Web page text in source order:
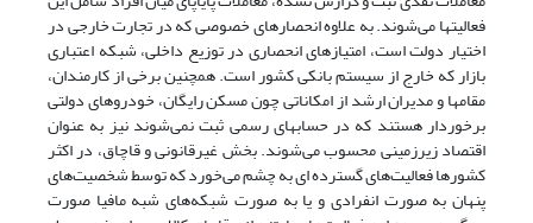
فعالیتها می‌شوند. به علاوه انحصارهای خصوصی که در تجارت خارجی در
اختیار دولت است، امتیازهای انحصاری در توزیع داخلی، شبکه اعتباری
بازار که خارج از سیستم بانکی کشور است. همچنین برخی از کارمندان،
مقامها و مدیران ارشد از امکاناتی چون مسکن رایگان، خودروهای دولتی
برخوردار هستند که در حسابهای رسمی ثبت نمی‌شوند نیز به عنوان
اقتصاد زیرزمینی محسوب می‌شوند. بخش غیرقانونی و قاچاق، در اکثر
کشورها فعالیت‌های گسترده ای به چشم می‌خورد که توسط شخصیت‌های
پنهان به صورت انفرادی و یا به صورت شبکه‌های شبه مافیا صورت